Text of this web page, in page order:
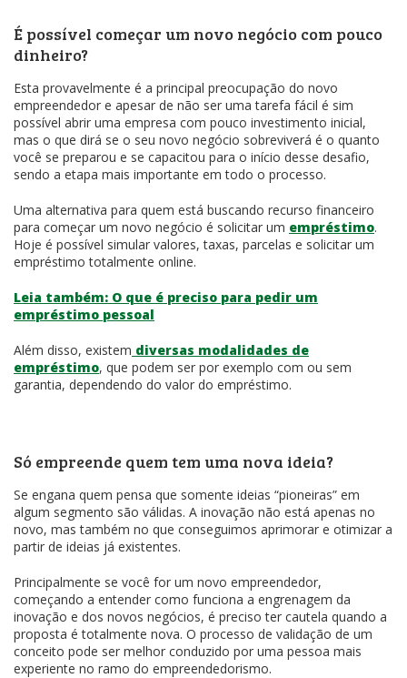
É possível começar um novo negócio com pouco
dinheiro?
Esta provavelmente é a principal preocupação do novo
empreendedor e apesar de não ser uma tarefa fácil é sim
possível abrir uma empresa com pouco investimento inicial,
mas o que dirá se o seu novo negócio sobreviverá é o quanto
você se preparou e se capacitou para o início desse desafio,
sendo a etapa mais importante em todo o processo.
Uma alternativa para quem está buscando recurso financeiro
para começar um novo negócio é solicitar um empréstimo.
Hoje é possível simular valores, taxas, parcelas e solicitar um
empréstimo totalmente online.
Leia também: O que é preciso para pedir um
empréstimo pessoal
Além disso, existem diversas modalidades de
empréstimo, que podem ser por exemplo com ou sem
garantia, dependendo do valor do empréstimo.
Só empreende quem tem uma nova ideia?
Se engana quem pensa que somente ideias “pioneiras” em
algum segmento são válidas. A inovação não está apenas no
novo, mas também no que conseguimos aprimorar e otimizar a
partir de ideias já existentes.
Principalmente se você for um novo empreendedor,
começando a entender como funciona a engrenagem da
inovação e dos novos negócios, é preciso ter cautela quando a
proposta é totalmente nova. O processo de validação de um
conceito pode ser melhor conduzido por uma pessoa mais
experiente no ramo do empreendedorismo.